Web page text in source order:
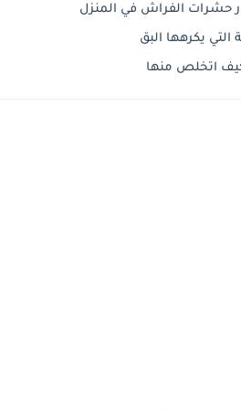
حشرات الفراش في المنزل
التي يكرهها البق
اتخلص منها